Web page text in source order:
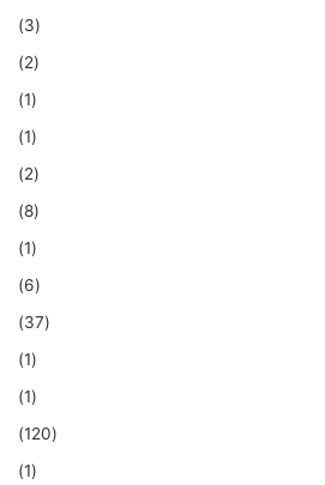
(3)
(2)
(1)
(1)
(2)
(8)
(1)
(6)
(37)
(1)
(1)
(120)
(1)